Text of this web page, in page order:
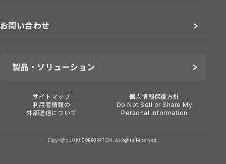
お問い合わせ
製品・ソリューション
サイトマップ
個人情報保護方針
利用者情報の
外部送信について
Do Not Sell or Share My
Personal Information
Copyright JUKI CORPORATION. All Rights Reserved.